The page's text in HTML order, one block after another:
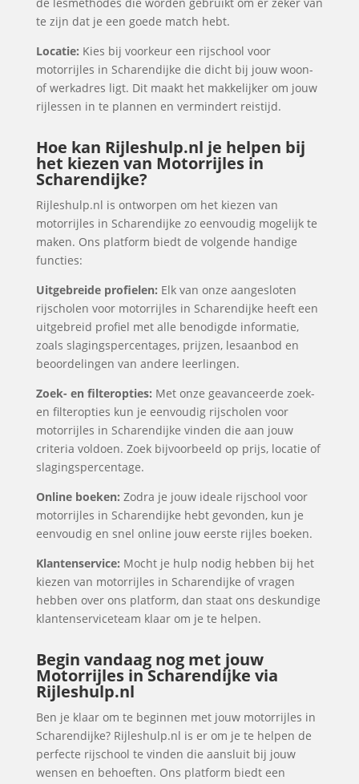
te zijn dat je een goede match hebt.
Locatie: Kies bij voorkeur een rijschool voor
motorrijles in Scharendijke die dicht bij jouw woon-
of werkadres ligt. Dit maakt het makkelijker om jouw
rijlessen in te plannen en vermindert reistijd.
Hoe kan Rijleshulp.nl je helpen bij
het kiezen van Motorrijles in
Scharendijke?
Rijleshulp.nl is ontworpen om het kiezen van
motorrijles in Scharendijke zo eenvoudig mogelijk te
maken. Ons platform biedt de volgende handige
functies:
Uitgebreide profielen: Elk van onze aangesloten
rijscholen voor motorrijles in Scharendijke heeft een
uitgebreid profiel met alle benodigde informatie,
zoals slagingspercentages, prijzen, lesaanbod en
beoordelingen van andere leerlingen.
Zoek- en filteropties: Met onze geavanceerde zoek-
en filteropties kun je eenvoudig rijscholen voor
motorrijles in Scharendijke vinden die aan jouw
criteria voldoen. Zoek bijvoorbeeld op prijs, locatie of
slagingspercentage.
Online boeken: Zodra je jouw ideale rijschool voor
motorrijles in Scharendijke hebt gevonden, kun je
eenvoudig en snel online jouw eerste rijles boeken.
Klantenservice: Mocht je hulp nodig hebben bij het
kiezen van motorrijles in Scharendijke of vragen
hebben over ons platform, dan staat ons deskundige
klantenserviceteam klaar om je te helpen.
Begin vandaag nog met jouw
Motorrijles in Scharendijke via
Rijleshulp.nl
Ben je klaar om te beginnen met jouw motorrijles in
Scharendijke? Rijleshulp.nl is er om je te helpen de
perfecte rijschool te vinden die aansluit bij jouw
wensen en behoeften. Ons platform biedt een